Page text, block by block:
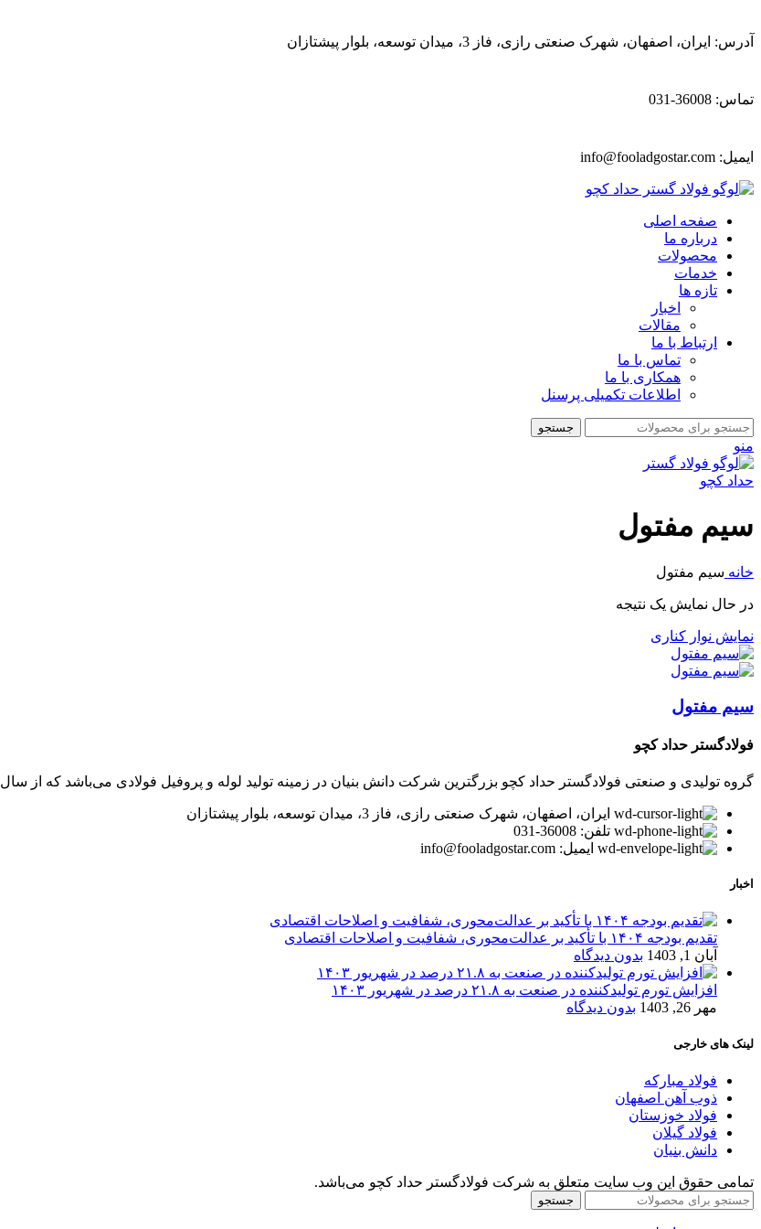
آدرس: ایران، اصفهان، شهرک صنعتی رازی، فاز 3، میدان توسعه، بلوار پیشتازان
تماس: 36008-031
ایمیل: info@fooladgostar.com
صفحه اصلی
درباره ما
محصولات
خدمات
تازه ها
اخبار
مقالات
ارتباط با ما
تماس با ما
همکاری با ما
اطلاعات تکمیلی پرسنل
جستجو
منو
سیم مفتول
خانه سیم مفتول
در حال نمایش یک نتیجه
نمایش نوار کناری
سیم مفتول
فولادگستر حداد کچو
گروه تولیدی و صنعتی فولادگستر حداد کچو بزرگترین شرکت دانش بنیان در زمینه تولید لوله و پروفیل فولادی می‌باشد که از سال 1385 فعالیت خود را به صورت رسمی آغاز کرده است.
ایران، اصفهان، شهرک صنعتی رازی، فاز 3، میدان توسعه، بلوار پیشتازان
تلفن: 36008-031
ایمیل: info@fooladgostar.com
اخبار
تقدیم بودجه ۱۴۰۴ با تأکید بر عدالت‌محوری، شفافیت و اصلاحات اقتصادی
آبان 1, 1403
بدون دیدگاه
افزایش تورم تولیدکننده در صنعت به ۲۱.۸ درصد در شهریور ۱۴۰۳
مهر 26, 1403
بدون دیدگاه
لینک های خارجی
فولاد مبارکه
ذوب آهن اصفهان
فولاد خوزستان
فولاد گیلان
دانش بنیان
تمامی حقوق این وب سایت متعلق به شرکت فولادگستر حداد کچو می‌باشد.
جستجو